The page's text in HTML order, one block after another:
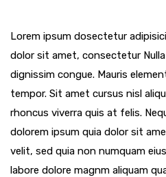
Lorem ipsum dosectetur
dolor sit amet, consectetur
dignissim congue. Mauris
tempor. Sit amet cursus nisl
rhoncus viverra quis at felis.
dolorem ipsum quia dolor sit
velit, sed quia non numquam
labore dolore magnm aliquam